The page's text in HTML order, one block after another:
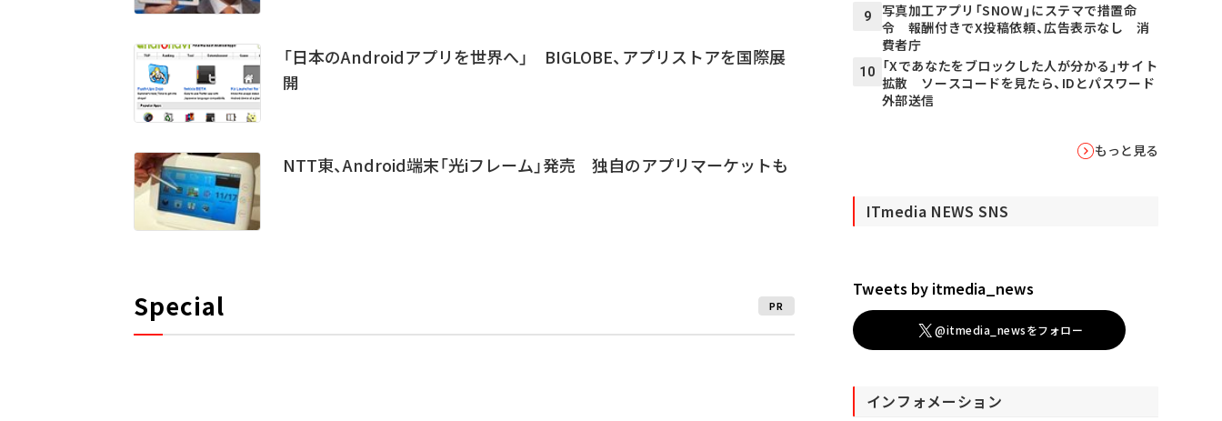
「日本のAndroidアプリを世界へ」 BIGLOBE、アプリストアを国際展
開
NTT東、Android端末「光iフレーム」発売 独自のアプリマーケットも
Special PR
9
写真加工アプリ「SNOW」にステマで措置命
令 報酬付きでX投稿依頼、広告表示なし 消
費者庁
10
「Xであなたをブロックした人が分かる」サイト
拡散 ソースコードを見たら、IDとパスワード
外部送信
もっと見る
ITmedia NEWS SNS
Tweets by itmedia_news
@itmedia_newsをフォロー
インフォメーション